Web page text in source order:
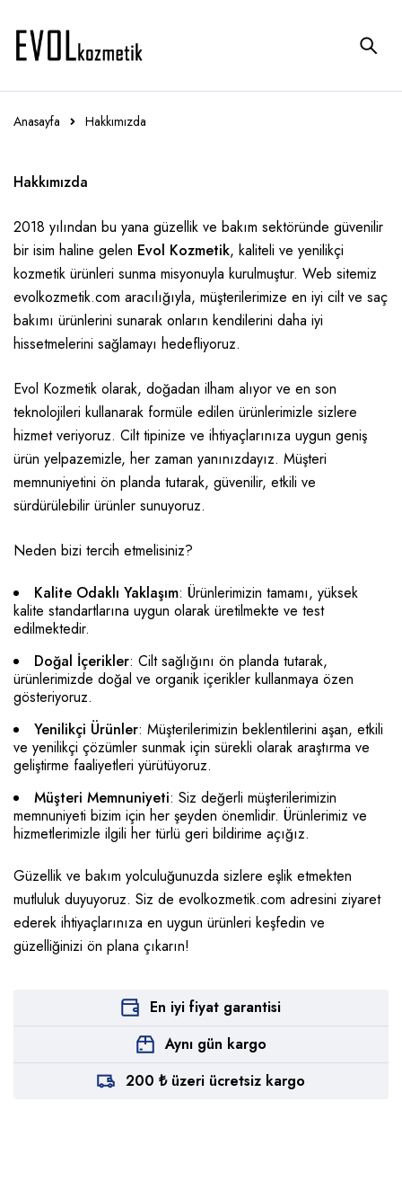
Anasayfa Hakkımızda
Hakkımızda
2018 yılından bu yana güzellik ve bakım sektöründe güvenilir
bir isim haline gelen Evol Kozmetik, kaliteli ve yenilikçi
kozmetik ürünleri sunma misyonuyla kurulmuştur. Web sitemiz
evolkozmetik.com aracılığıyla, müşterilerimize en iyi cilt ve saç
bakımı ürünlerini sunarak onların kendilerini daha iyi
hissetmelerini sağlamayı hedefliyoruz.
Evol Kozmetik olarak, doğadan ilham alıyor ve en son
teknolojileri kullanarak formüle edilen ürünlerimizle sizlere
hizmet veriyoruz. Cilt tipinize ve ihtiyaçlarınıza uygun geniş
ürün yelpazemizle, her zaman yanınızdayız. Müşteri
memnuniyetini ön planda tutarak, güvenilir, etkili ve
sürdürülebilir ürünler sunuyoruz.
Neden bizi tercih etmelisiniz?
Kalite Odaklı Yaklaşım: Ürünlerimizin tamamı, yüksek
kalite standartlarına uygun olarak üretilmekte ve test
edilmektedir.
Doğal İçerikler: Cilt sağlığını ön planda tutarak,
ürünlerimizde doğal ve organik içerikler kullanmaya özen
gösteriyoruz.
Yenilikçi Ürünler: Müşterilerimizin beklentilerini aşan, etkili
ve yenilikçi çözümler sunmak için sürekli olarak araştırma ve
geliştirme faaliyetleri yürütüyoruz.
Müşteri Memnuniyeti: Siz değerli müşterilerimizin
memnuniyeti bizim için her şeyden önemlidir. Ürünlerimiz ve
hizmetlerimizle ilgili her türlü geri bildirime açığız.
Güzellik ve bakım yolculuğunuzda sizlere eşlik etmekten
mutluluk duyuyoruz. Siz de evolkozmetik.com adresini ziyaret
ederek ihtiyaçlarınıza en uygun ürünleri keşfedin ve
güzelliğinizi ön plana çıkarın!
En iyi fiyat garantisi
Aynı gün kargo
200 ₺ üzeri ücretsiz kargo